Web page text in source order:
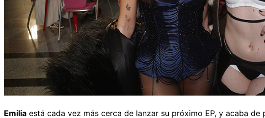
Emilia está cada vez más cerca de lanzar su próximo EP, y acaba